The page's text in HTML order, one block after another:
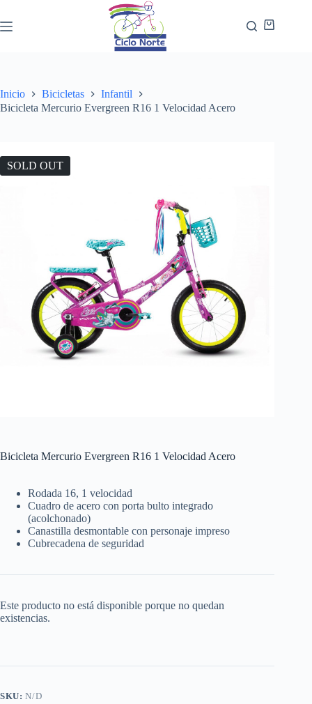
Inicio Bicicletas
Infantil
Bicicleta Mercurio Evergreen R16 1 Velocidad Acero
SOLD OUT
Bicicleta Mercurio Evergreen R16 1 Velocidad Acero
Rodada 16, 1 velocidad
Cuadro de acero con porta bulto integrado
(acolchonado)
Canastilla desmontable con personaje impreso
Cubrecadena de seguridad
Este producto no está disponible porque no quedan
existencias.
SKU:N/D